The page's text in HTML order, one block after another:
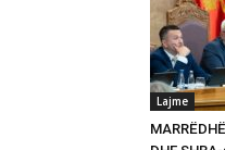
Lajme